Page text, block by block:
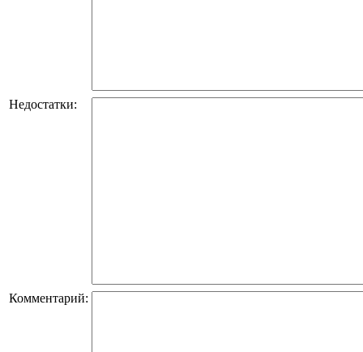
Недостатки:
Комментарий: